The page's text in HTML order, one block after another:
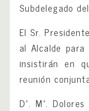
Subdelegado
El Sr.
al Alcalde
insistirán en
reunión
Dª. Mª.